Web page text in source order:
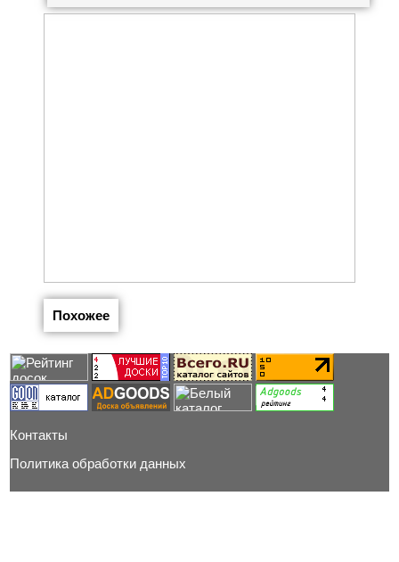
Похожее
Контакты
Политика обработки данных